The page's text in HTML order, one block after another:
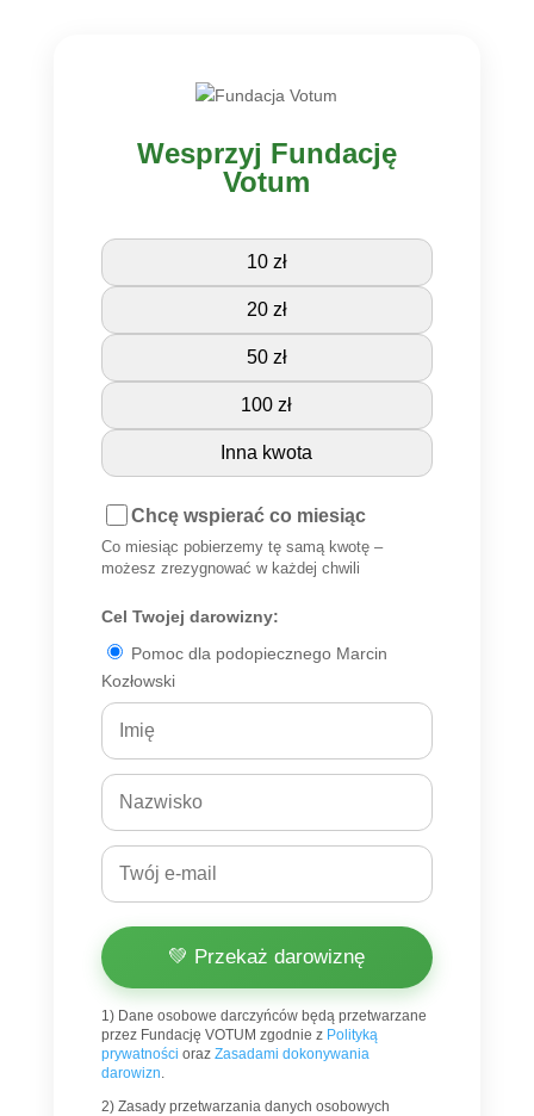
Wesprzyj Fundację
Votum
10 zł
20 zł
50 zł
100 zł
Inna kwota
Chcę wspierać co miesiąc
Co miesiąc pobierzemy tę samą kwotę –
możesz zrezygnować w każdej chwili
Cel Twojej darowizny:
Pomoc dla podopiecznego Marcin
Kozłowski
💚 Przekaż darowiznę
1) Dane osobowe darczyńców będą przetwarzane
przez Fundację VOTUM zgodnie z Polityką
prywatności oraz Zasadami dokonywania
darowizn.
2) Zasady przetwarzania danych osobowych